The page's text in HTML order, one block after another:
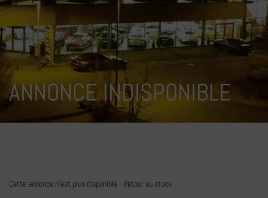
ANNONCE INDISPONIBLE
Cette annonce n'est plus disponible - Retour au stock